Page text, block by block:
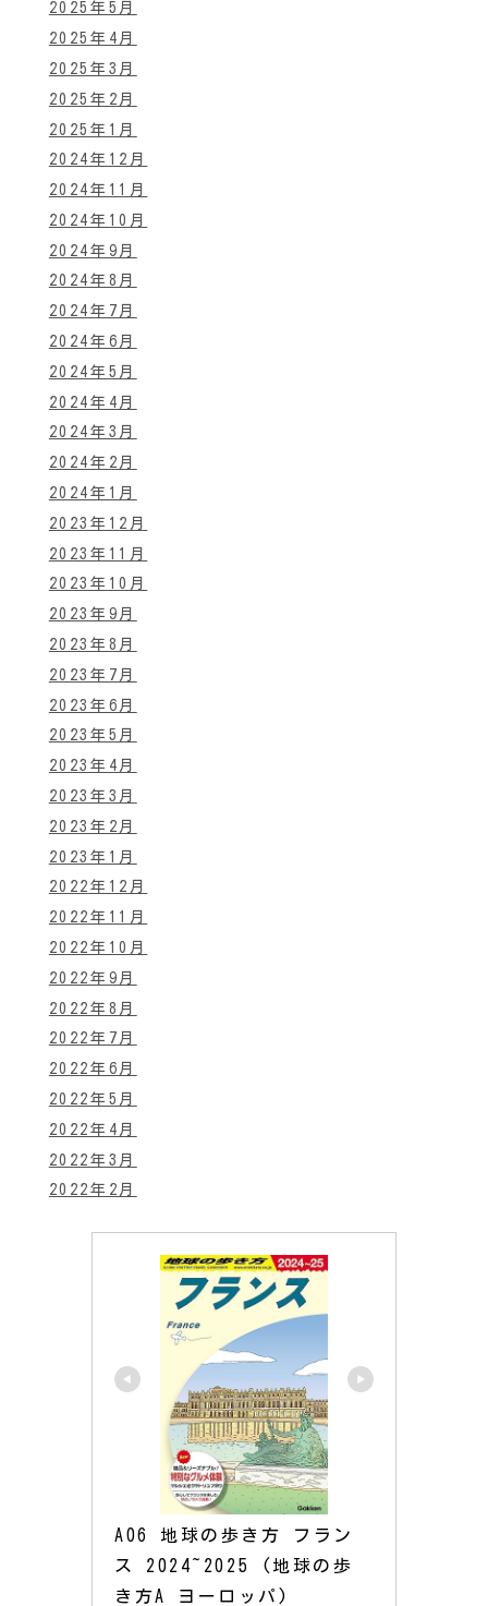
2025年5月
2025年4月
2025年3月
2025年2月
2025年1月
2024年12月
2024年11月
2024年10月
2024年9月
2024年8月
2024年7月
2024年6月
2024年5月
2024年4月
2024年3月
2024年2月
2024年1月
2023年12月
2023年11月
2023年10月
2023年9月
2023年8月
2023年7月
2023年6月
2023年5月
2023年4月
2023年3月
2023年2月
2023年1月
2022年12月
2022年11月
2022年10月
2022年9月
2022年8月
2022年7月
2022年6月
2022年5月
2022年4月
2022年3月
2022年2月
A06 地球の歩き方 フラン
ス 2024~2025 (地球の歩
き方A ヨーロッパ)